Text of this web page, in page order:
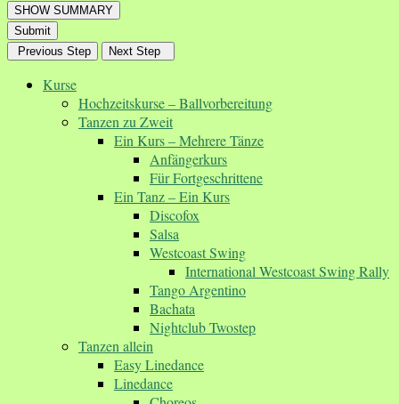
SHOW SUMMARY
Submit
Previous Step
Next Step
Kurse
Hochzeitskurse – Ballvorbereitung
Tanzen zu Zweit
Ein Kurs – Mehrere Tänze
Anfängerkurs
Für Fortgeschrittene
Ein Tanz – Ein Kurs
Discofox
Salsa
Westcoast Swing
International Westcoast Swing Rally
Tango Argentino
Bachata
Nightclub Twostep
Tanzen allein
Easy Linedance
Linedance